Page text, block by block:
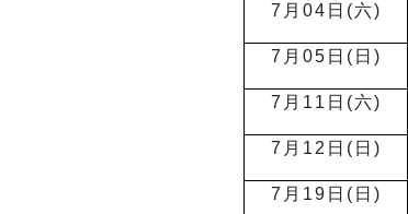
7 月04日(六)
7 月05日(日)
7 月11日(六)
7 月12日(日)
7 月19日(日)